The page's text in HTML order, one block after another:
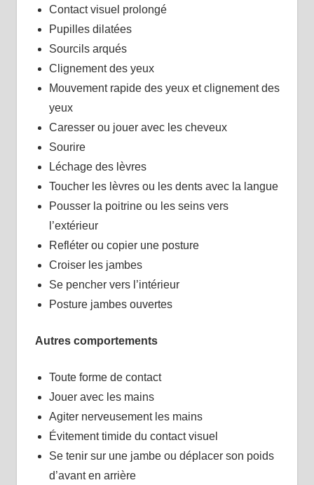
Contact visuel prolongé
Pupilles dilatées
Sourcils arqués
Clignement des yeux
Mouvement rapide des yeux et clignement des
yeux
Caresser ou jouer avec les cheveux
Sourire
Léchage des lèvres
Toucher les lèvres ou les dents avec la langue
Pousser la poitrine ou les seins vers
l’extérieur
Refléter ou copier une posture
Croiser les jambes
Se pencher vers l’intérieur
Posture jambes ouvertes
Autres comportements
Toute forme de contact
Jouer avec les mains
Agiter nerveusement les mains
Évitement timide du contact visuel
Se tenir sur une jambe ou déplacer son poids
d’avant en arrière